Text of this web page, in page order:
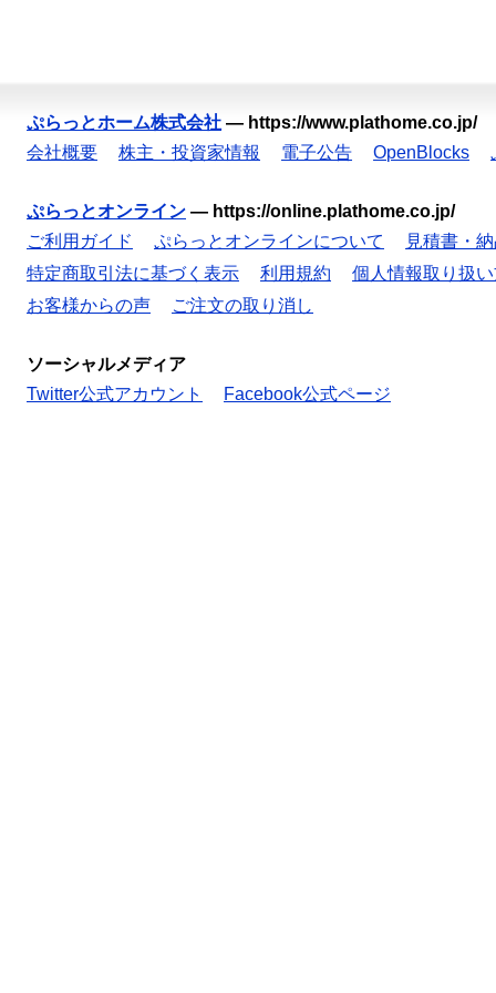
ぷらっとホーム株式会社 — https://www.plathome.co.jp/
会社概要
株主・投資家情報 電子公告 OpenBlocks
ぷらっとオンライン — https://online.plathome.co.jp/
ご利用ガイド
ぷらっとオンラインについて 見積書・
特定商取引法に基づく表示
利用規約 個人情報取り扱
お客様からの声
ご注文の取り消し
ソーシャルメディア
Twitter公式アカウント
Facebook公式ページ